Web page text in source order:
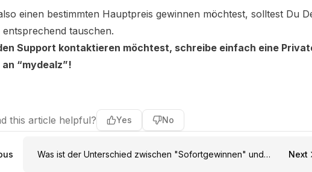
einen bestimmten Hauptpreis gewinnen möchtest, solltest Du
entsprechend tauschen.
Support kontaktieren möchtest, schreibe einfach eine
“mydealz”!
this article helpful? Yes No
Was ist der Unterschied zwischen "Sofortgewinnen" und
Next